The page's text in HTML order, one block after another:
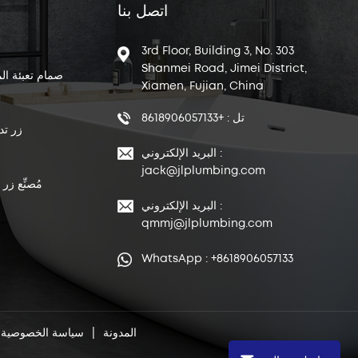
صمام تعبئة
زر
مُصنِّع زر
اتصل بنا
3rd Floor, Building 3, No. 303
Shanmei Road, Jimei District,
Xiamen, Fujian, China
تل : +8618906057133
البريد الإلكتروني :
jack@jlplumbing.com
البريد الإلكتروني :
qmmj@jlplumbing.com
WhatsApp : +8618906057133
المدونة سياسة الخصوصية